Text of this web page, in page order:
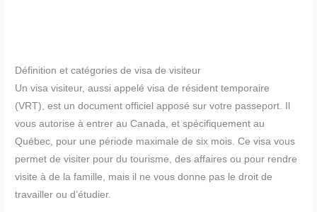
Définition et catégories de visa de visiteur
Un visa visiteur, aussi appelé visa de résident temporaire
(VRT), est un document officiel apposé sur votre passeport. Il
vous autorise à entrer au Canada, et spécifiquement au
Québec, pour une période maximale de six mois. Ce visa vous
permet de visiter pour du tourisme, des affaires ou pour rendre
visite à de la famille, mais il ne vous donne pas le droit de
travailler ou d’étudier.